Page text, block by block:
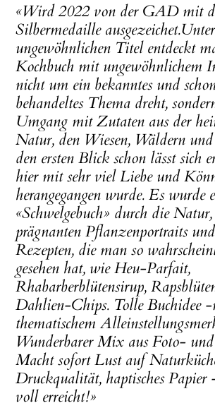
«Wird 2022 von der GAD mit
Silbermedaille
ungewöhnlichen Titel entdeckt
Kochbuch mit ungewöhnlichem
nicht um ein bekanntes und
behandeltes Thema dreht,
Umgang mit Zutaten aus der
Natur, den Wiesen, Wäldern
den ersten Blick schon lässt sich
hier mit sehr viel Liebe und
herangegangen wurde. Es wurde
«Schwelgebuch» durch die
prägnanten Pflanzenportraits
Rezepten, die man so
gesehen hat, wie Heu-Parfait,
Rhabarberblütensirup,
Dahlien-Chips. Tolle Buchidee
thematischem
Wunderbarer Mix aus Foto-
Macht sofort Lust auf
Druckqualität, haptisches
voll erreicht!»